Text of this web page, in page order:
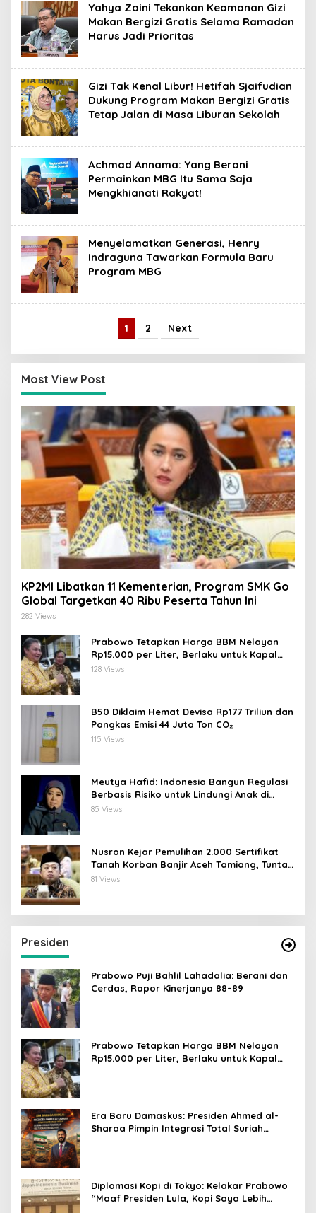
​Yahya Zaini Tekankan Keamanan Gizi
Makan Bergizi Gratis Selama Ramadan
Harus Jadi Prioritas
Gizi Tak Kenal Libur! Hetifah Sjaifudian
Dukung Program Makan Bergizi Gratis
Tetap Jalan di Masa Liburan Sekolah
Achmad Annama: Yang Berani
Permainkan MBG Itu Sama Saja
Mengkhianati Rakyat!
Menyelamatkan Generasi, Henry
Indraguna Tawarkan Formula Baru
Program MBG
1 2 Next
Most View Post
KP2MI Libatkan 11 Kementerian, Program SMK Go
Global Targetkan 40 Ribu Peserta Tahun Ini
282 Views
Prabowo Tetapkan Harga BBM Nelayan
Rp15.000 per Liter, Berlaku untuk Kapal
30-200 GT
128 Views
B50 Diklaim Hemat Devisa Rp177 Triliun dan
Pangkas Emisi 44 Juta Ton CO₂
115 Views
Meutya Hafid: Indonesia Bangun Regulasi
Berbasis Risiko untuk Lindungi Anak di
Dunia Digital
85 Views
Nusron Kejar Pemulihan 2.000 Sertifikat
Tanah Korban Banjir Aceh Tamiang, Tuntas
Desember 2026
81 Views
Presiden
Prabowo Puji Bahlil Lahadalia: Berani dan
Cerdas, Rapor Kinerjanya 88–89
Prabowo Tetapkan Harga BBM Nelayan
Rp15.000 per Liter, Berlaku untuk Kapal
Era Baru Damaskus: Presiden Ahmed al-
Sharaa Pimpin Integrasi Total Suriah
Diplomasi Kopi di Tokyo: Kelakar Prabowo
“Maaf Presiden Lula, Kopi Saya Lebih